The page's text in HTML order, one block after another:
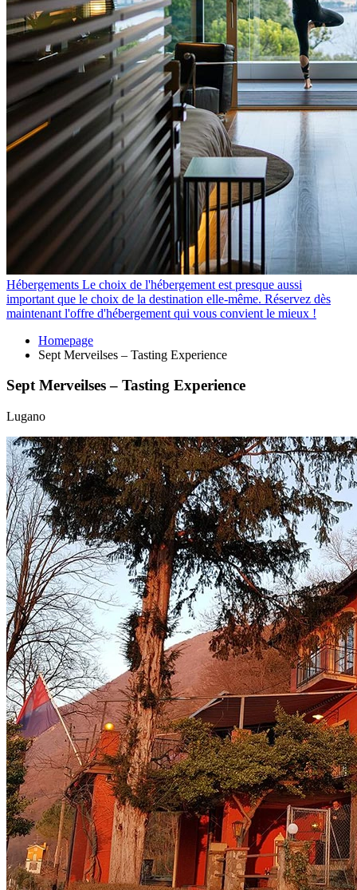
Hébergements Le choix de l'hébergement est presque aussi
important que le choix de la destination elle-même. Réservez dès
maintenant l'offre d'hébergement qui vous convient le mieux !
Homepage
Sept Merveilses – Tasting Experience
Sept Merveilses – Tasting Experience
Lugano